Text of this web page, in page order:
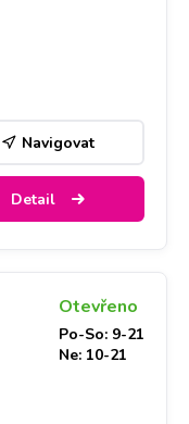
Navigovat
Detail
Otevřeno
Po-So: 9-21
Ne: 10-21